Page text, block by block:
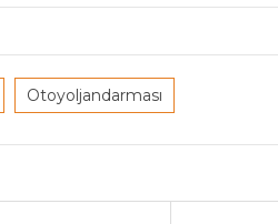
Otoyoljandarması